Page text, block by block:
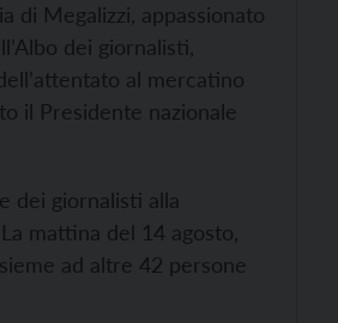
di Megalizzi, appassionato
dei giornalisti,
al mercatino
il Presidente nazionale
dei giornalisti alla
mattina del 14 agosto,
ad altre 42 persone